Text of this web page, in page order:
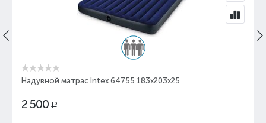
Надувной матрас Intex 64755 183х203х25
2 500 Р